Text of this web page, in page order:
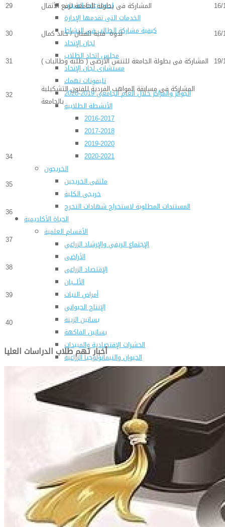
إدارة رعاية الشباب
الخدمات التى تقدمها الإدارة
كيفية مشاركة الطالب فى النشاط
لجان الإتحاد
مجلس إتحاد الطلاب
مستشارى لجان الإتحاد
تليفونات تهمك
الجوائز والمراكز خلال العام الجامعى 2019-2020
الأنشطة الطلابية
2016-2017
2017-2018
2019-2020
2020-2021
الخريجون
ملتقى الخريجين
خريجى الكلية
المستندات المطلوبة لاستخراج شهادات التخرج
الحياة الأكاديمية
الأقسام العلمية
الإجتماع الريفي والإرشاد الزراعي
الأراضى
الإقتصاد الزراعى
الألـــبان
أمراض النبات
الإنتاج الحيواني
بساتين الزينة
بساتين الفاكهة
الحشرات الإقتصادية والمبيدات
الحيوان والنيماتولوجيا الزراعية
الخضر
الصناعات الغذائية
النبات الزراعى
الميكروبيولوجيا الزراعية
الهندسة الزراعية
الوراثة
البرامج التعليمية
برامج اللغة العربية
برامج اللغة الانجليزية
التعليم المفتوح
عن الكلية
29 المشاركة فى بطولة الجامعة لرفع الأثقال
30 ندوة فنية للفنان / خالد كمال
31 المشاركة فى بطولة الجامعة للتنس الأرضى ( طلبة وطالبات )
32
المشاركة فى مسابقة المواهب الفردية للفنون التشكيلية
بالجامعة
34
35
36
37
38
39
40
أخبار تهم طلاب الدراسات العليا